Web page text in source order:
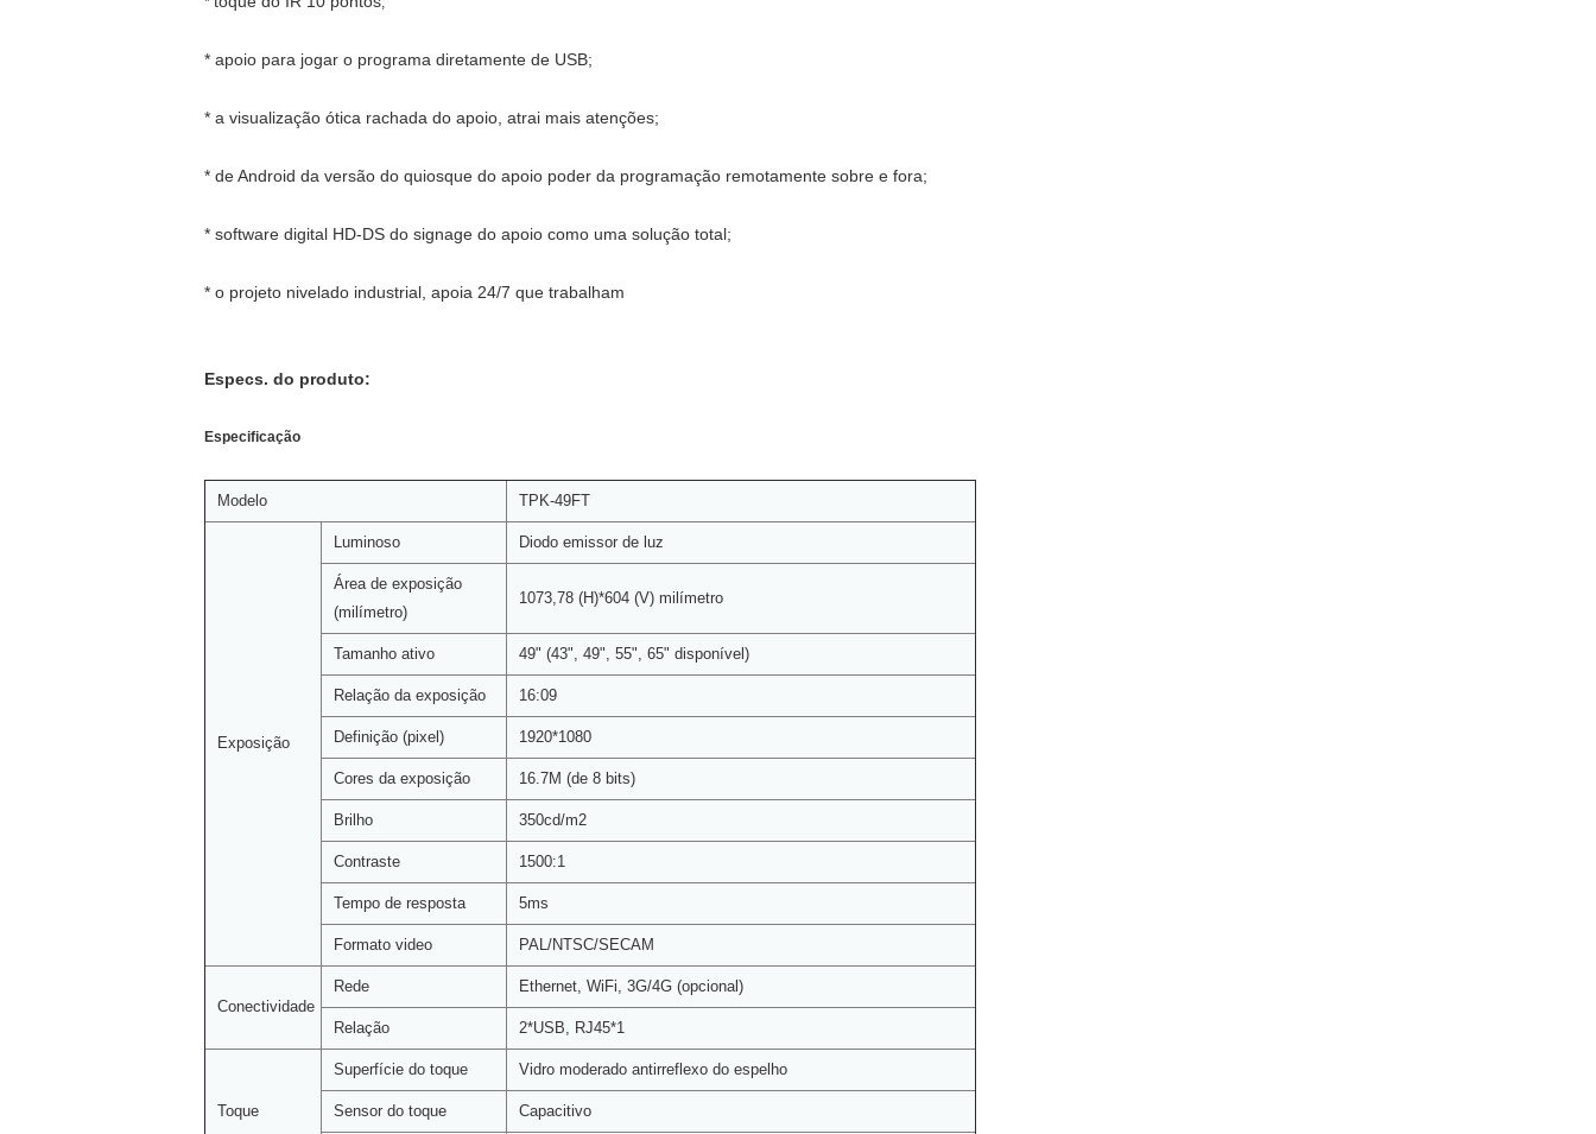
* apoio para jogar o programa diretamente de USB;
* a visualização ótica rachada do apoio, atrai mais atenções;
* de Android da versão do quiosque do apoio poder da programação remotamente sobre e fora;
* software digital HD-DS do signage do apoio como uma solução total;
* o projeto nivelado industrial, apoia 24/7 que trabalham
Especs. do produto:
Especificação
Modelo TPK-49FT
Exposição
Luminoso Diodo emissor de luz
Área de exposição
(milímetro)
1073,78 (H)*604 (V) milímetro
Tamanho ativo 49" (43", 49", 55", 65" disponível)
Relação da exposição 16:09
Definição (pixel) 1920*1080
Cores da exposição 16.7M (de 8 bits)
Brilho 350cd/m2
Contraste 1500:1
Tempo de resposta 5ms
Formato video PAL/NTSC/SECAM
Conectividade
Rede Ethernet, WiFi, 3G/4G (opcional)
Relação 2*USB, RJ45*1
Toque
Superfície do toque Vidro moderado antirreflexo do espelho
Sensor do toque Capacitivo